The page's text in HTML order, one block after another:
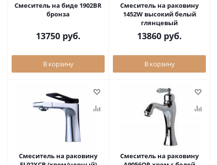
Смеситель на биде 1902BR
бронза
13750 руб.
В корзину
Смеситель на раковину
1452W высокий белый
глянцевый
13860 руб.
В корзину
Смеситель на раковину
Смеситель на раковину